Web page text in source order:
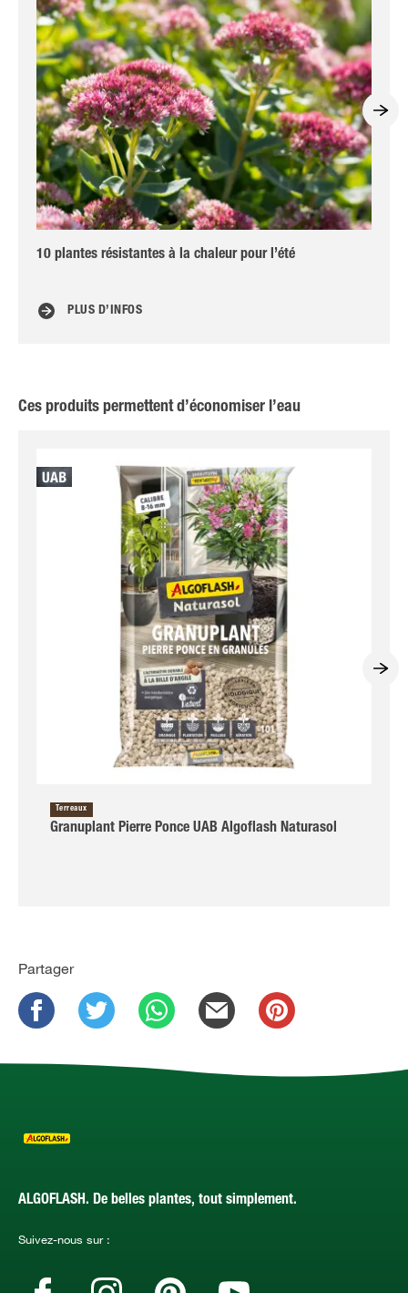
10 plantes résistantes à la chaleur pour l’été
PLUS D’INFOS
Ces produits permettent d’économiser l’eau
Terreaux
Granuplant Pierre Ponce UAB Algoflash Naturasol
Partager
ALGOFLASH. De belles plantes, tout simplement.
Suivez-nous sur :